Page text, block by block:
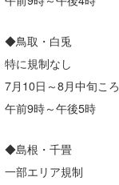
◆鳥取・白兎
特に規制なし
7月10日～8月中旬ころ
午前9時～午後5時
◆島根・千畳
一部エリア規制